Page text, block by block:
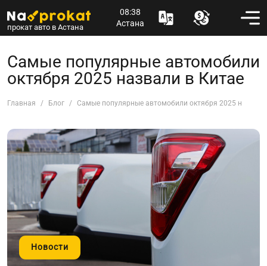
прокат авто в Астана
08:38
Астана
Самые популярные автомобили
октября 2025 назвали в Китае
Главная Блог Самые популярные автомобили октября 2025
Новости